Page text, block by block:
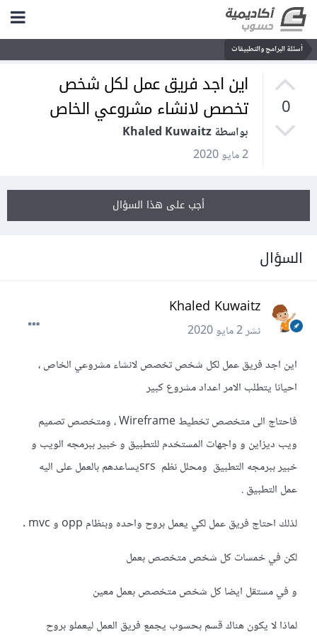
أسئلة البرامج والتطبيقات
0
اين اجد فريق عمل لكل شخص
تخصص لانشاء مشروعي الخاص
بواسطة Khaled Kuwaitz
2 مايو 2020
أجب على هذا السؤال
السؤال
Khaled Kuwaitz
نشر2 مايو 2020
اين اجد فريق عمل لكل شخص تخصص لانشاء مشروعي الخاص ،
احيانا يتطلب الامر اعداد مشروع كبير
فاحتاج الى متخصص تخطيط Wireframe ، ومتخصص تصميم
ويب ديزاين و واجهات المستخدم للتطبيق و خبير ببرمجه الويب و
خبير ببرمجه التطبيق ومحلل نظم srsيساعدهم بالعمل على اليه
عمل التطبيق .
لذلك احتاج فريق عمل لكي يعمل بروح واحده وبنظام opp و mvc .
لكن في خمسات كل شخص متخصص بعمل
و في مستقل ايضا كل شخص متخصص بعمل معين
لماذا لا يكون هناك قسم بحسوب يجمع فريق العمل ليعملو بروح